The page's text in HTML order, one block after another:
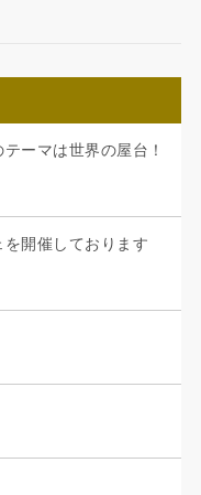
テーマは世界の屋台！
開催しております